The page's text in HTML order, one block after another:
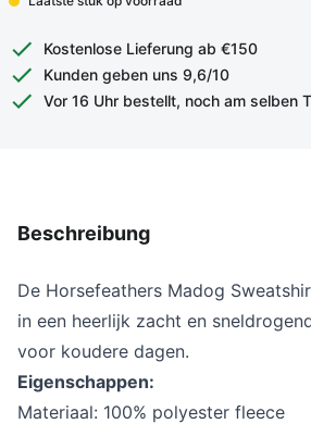
Kostenlose Lieferung ab €150
Kunden geben uns 9,6/10
Vor 16 Uhr bestellt, noch am selben
Beschreibung
De Horsefeathers Madog
in een heerlijk zacht en
voor koudere dagen.
Eigenschappen:
Materiaal: 100% polyester fleece